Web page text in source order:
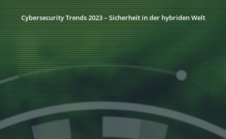
Cybersecurity Trends 2023 – Sicherheit in der hybriden Welt